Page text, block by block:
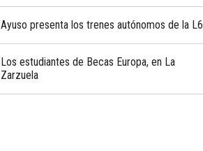
Ayuso presenta los trenes autónomos de la L6
Los estudiantes de Becas Europa, en La
Zarzuela